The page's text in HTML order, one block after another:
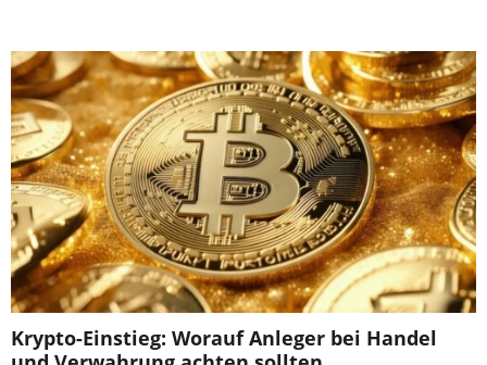
Krypto-Einstieg: Worauf Anleger bei Handel